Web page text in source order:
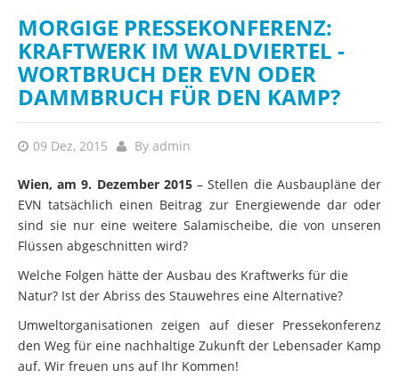
MORGIGE PRESSEKONFERENZ:
KRAFTWERK IM WALDVIERTEL -
WORTBRUCH DER EVN ODER
DAMMBRUCH FÜR DEN KAMP?
09 Dez, 2015 By admin
Wien, am 9. Dezember 2015– Stellen die Ausbaupläne der
EVN tatsächlich einen Beitrag zur Energiewende dar oder
sind sie nur eine weitere Salamischeibe, die von unseren
Flüssen abgeschnitten wird?
Welche Folgen hätte der Ausbau des Kraftwerks für die
Natur? Ist der Abriss des Stauwehres eine Alternative?
Umweltorganisationen zeigen auf dieser Pressekonferenz
den Weg für eine nachhaltige Zukunft der Lebensader Kamp
auf. Wir freuen uns auf Ihr Kommen!